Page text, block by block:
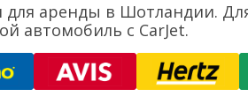
аренды в Шотландии.
автомобиль с CarJet.